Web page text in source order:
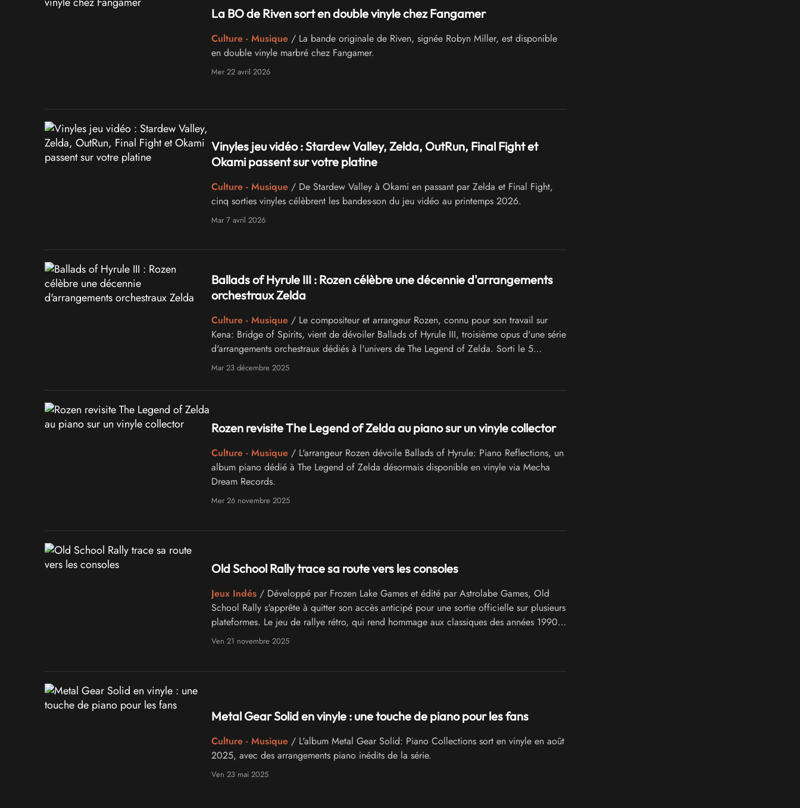
La BO de Riven sort en double vinyle chez Fangamer
Culture - Musique/ La bande originale de Riven, signée Robyn Miller, est disponible
en double vinyle marbré chez Fangamer.
Mer 22 avril 2026
Vinyles jeu vidéo : Stardew Valley, Zelda, OutRun, Final Fight et
Okami passent sur votre platine
Culture - Musique/ De Stardew Valley à Okami en passant par Zelda et Final Fight,
cinq sorties vinyles célèbrent les bandes-son du jeu vidéo au printemps 2026.
Mar 7 avril 2026
Ballads of Hyrule III : Rozen célèbre une décennie d'arrangements
orchestraux Zelda
Culture - Musique/ Le compositeur et arrangeur Rozen, connu pour son travail sur
Kena: Bridge of Spirits, vient de dévoiler Ballads of Hyrule III, troisième opus d'une série
d'arrangements orchestraux dédiés à l'univers de The Legend of Zelda. Sorti le 5
décembre 2025 via Mecha Dream Records, cet album marque le retour aux sources
Mar 23 décembre 2025
Rozen revisite The Legend of Zelda au piano sur un vinyle collector
Culture - Musique/ L'arrangeur Rozen dévoile Ballads of Hyrule: Piano Reflections, un
album piano dédié à The Legend of Zelda désormais disponible en vinyle via Mecha
Dream Records.
Mer 26 novembre 2025
Old School Rally trace sa route vers les consoles
Jeux Indés/ Développé par Frozen Lake Games et édité par Astrolabe Games, Old
School Rally s'apprête à quitter son accès anticipé pour une sortie officielle sur plusieurs
plateformes. Le jeu de rallye rétro, qui rend hommage aux classiques des années 1990,
arrivera sur Nintendo Switch le 4 décembre 2025, ainsi que sur PlayStation 5,
Ven 21 novembre 2025
Metal Gear Solid en vinyle : une touche de piano pour les fans
Culture - Musique/ L'album Metal Gear Solid: Piano Collections sort en vinyle en août
2025, avec des arrangements piano inédits de la série.
Ven 23 mai 2025